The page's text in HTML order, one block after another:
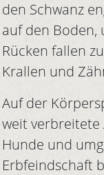
den Schwanz
auf den Boden,
Rücken fallen
Krallen und
Auf der
weit verbreitete
Hunde und
Erbfeindschaft